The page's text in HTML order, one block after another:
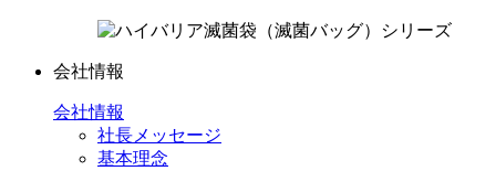
会社情報
会社情報
社長メッセージ
基本理念